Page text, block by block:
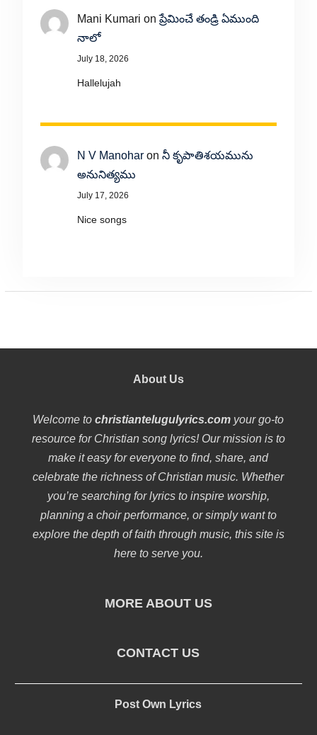
Mani Kumari onప్రేమించే తండ్రి ఏముంది
నాలో
July 18, 2026
Hallelujah
N V Manoharon నీ కృపాతిశయమును
అనునిత్యము
July 17, 2026
Nice songs
About Us
Welcome tochristiantelugulyrics.com your go-to
resource for Christian song lyrics! Our mission is to
make it easy for everyone to find, share, and
celebrate the richness of Christian music. Whether
you’re searching for lyrics to inspire worship,
planning a choir performance, or simply want to
explore the depth of faith through music, this site is
here to serve you.
MORE ABOUT US
CONTACT US
Post Own Lyrics